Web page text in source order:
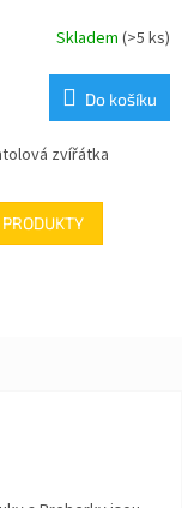
Skladem (>5 ks)
Do košíku
zvířátka